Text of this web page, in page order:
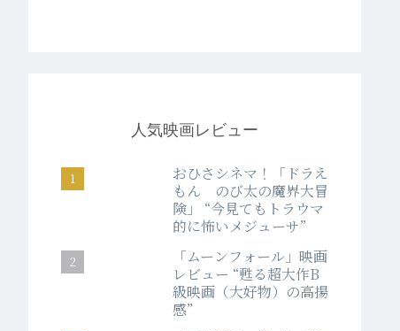
人気映画レビュー
おひさシネマ！「ドラえ
もん のび太の魔界大冒
険」 “今見てもトラウマ
的に怖いメジューサ”
「ムーンフォール」映画
レビュー “甦る超大作B
級映画（大好物）の高揚
感”